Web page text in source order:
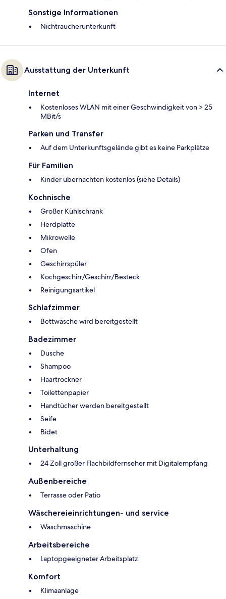
Sonstige Informationen
Nichtraucherunterkunft
Ausstattung der Unterkunft
Internet
Kostenloses WLAN mit einer Geschwindigkeit von > 25
MBit/s
Parken und Transfer
Auf dem Unterkunftsgelände gibt es keine Parkplätze
Für Familien
Kinder übernachten kostenlos (siehe Details)
Kochnische
Großer Kühlschrank
Herdplatte
Mikrowelle
Ofen
Geschirrspüler
Kochgeschirr/Geschirr/Besteck
Reinigungsartikel
Schlafzimmer
Bettwäsche wird bereitgestellt
Badezimmer
Dusche
Shampoo
Haartrockner
Toilettenpapier
Handtücher werden bereitgestellt
Seife
Bidet
Unterhaltung
24 Zoll großer Flachbildfernseher mit Digitalempfang
Außenbereiche
Terrasse oder Patio
Wäschereieinrichtungen- und service
Waschmaschine
Arbeitsbereiche
Laptopgeeigneter Arbeitsplatz
Komfort
Klimaanlage